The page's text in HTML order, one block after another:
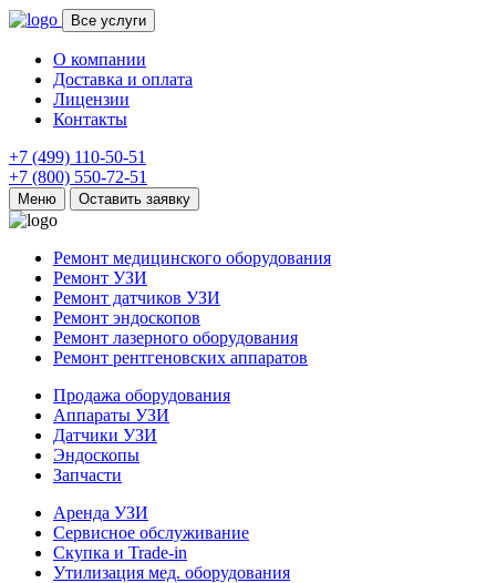
Все услуги
О компании
Доставка и оплата
Лицензии
Контакты
+7 (499) 110-50-51
+7 (800) 550-72-51
Меню Оставить заявку
Ремонт медицинского оборудования
Ремонт УЗИ
Ремонт датчиков УЗИ
Ремонт эндоскопов
Ремонт лазерного оборудования
Ремонт рентгеновских аппаратов
Продажа оборудования
Аппараты УЗИ
Датчики УЗИ
Эндоскопы
Запчасти
Аренда УЗИ
Сервисное обслуживание
Скупка и Trade-in
Утилизация мед. оборудования